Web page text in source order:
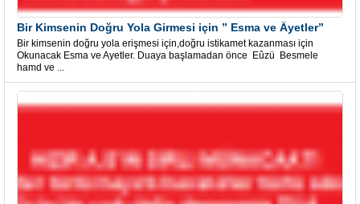
Bir Kimsenin Doğru Yola Girmesi için ” Esma ve Âyetler”
Bir kimsenin doğru yola erişmesi için,doğru istikamet kazanması için
Okunacak Esma ve Ayetler. Duaya başlamadan önce Eûzü Besmele
hamd ve ...